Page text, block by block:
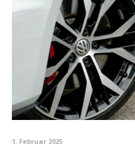
1. Februar 2025